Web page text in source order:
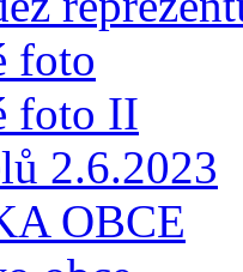
foto
foto II
2.6.2023
OBCE